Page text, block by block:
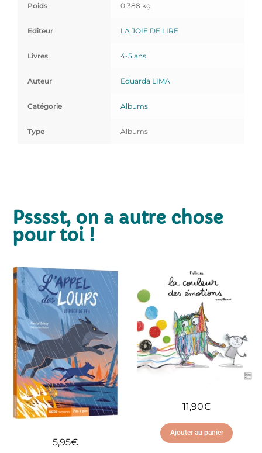
Poids 0,388 kg
Editeur LA JOIE DE LIRE
Livres 4-5 ans
Auteur Eduarda LIMA
Catégorie Albums
Type Albums
Psssst, on a autre chose
pour toi !
5,95€
11,90€
Ajouter au panier